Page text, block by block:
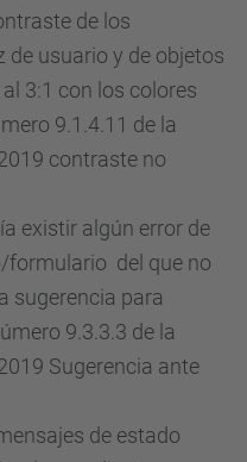
de los
usuario y de objetos
3:1 con los colores
9.1.4.11 de la
contraste no
existir algún error de
formulario del que no
sugerencia para
9.3.3.3 de la
Sugerencia ante
de estado